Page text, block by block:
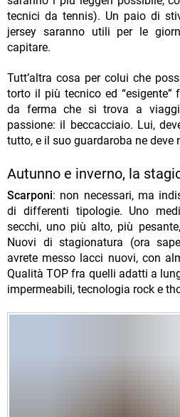
tecnici da tennis). Un paio di
jersey saranno utili per le
capitare.
Tutt’altra cosa per colui che
torto il più tecnico ed
da ferma che si trova a
passione: il beccacciaio. Lui,
tutto, e il suo guardaroba ne deve
Autunno e inverno, la
Scarponi: non necessari, ma
di differenti tipologie. Uno
secchi, uno più alto, più
Nuovi di stagionatura (ora
avrete messo lacci nuovi, con
Qualità TOP fra quelli adatti a
impermeabili, tecnologia rock e